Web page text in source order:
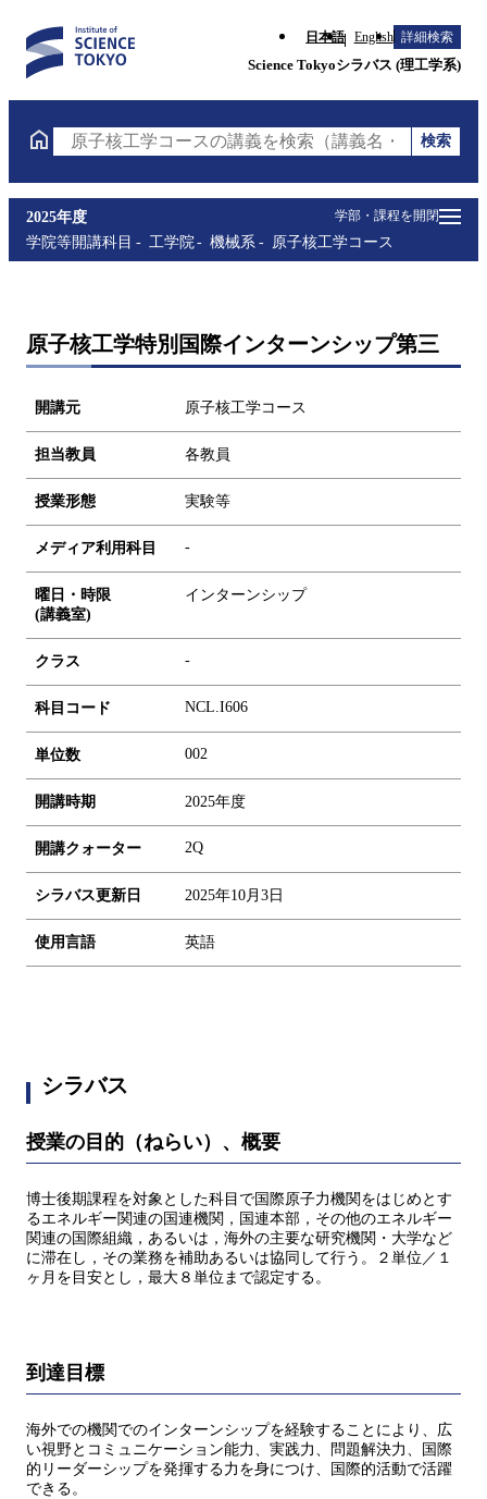
日本語 English 詳細検索
Science Tokyoシラバス (理工学系)
原子核工学コースの講義を検索（講義名・科目コード
検索
学部・課程を開閉
2025年度
学院等開講科目
工学院 機械系 原子核工学コース
原子核工学特別国際インターンシップ第三
開講元 原子核工学コース
担当教員 各教員
授業形態 実験等
メディア利用科目 -
曜日・時限
(講義室)
インターンシップ
クラス -
科目コード NCL.I606
単位数 002
開講時期 2025年度
開講クォーター 2Q
シラバス更新日 2025年10月3日
使用言語 英語
シラバス
授業の目的（ねらい）、概要
博士後期課程を対象とした科目で国際原子力機関をはじめとす
るエネルギー関連の国連機関，国連本部，その他のエネルギー
関連の国際組織，あるいは，海外の主要な研究機関・大学など
に滞在し，その業務を補助あるいは協同して行う。２単位／１
ヶ月を目安とし，最大８単位まで認定する。
到達目標
海外での機関でのインターンシップを経験することにより、広
い視野とコミュニケーション能力、実践力、問題解決力、国際
的リーダーシップを発揮する力を身につけ、国際的活動で活躍
できる。